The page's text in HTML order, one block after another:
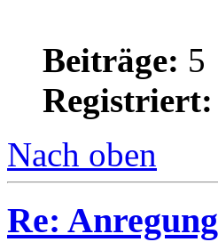
Beiträge: 5
Registriert:
Nach oben
Re: Anregung